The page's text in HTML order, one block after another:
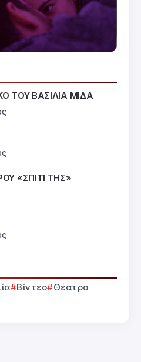
ΤΟΥ ΒΑΣΙΛΙΑ ΜΙΔΑ
«ΣΠΙΤΙ ΤΗΣ»
Βίντεο
Θέατρο